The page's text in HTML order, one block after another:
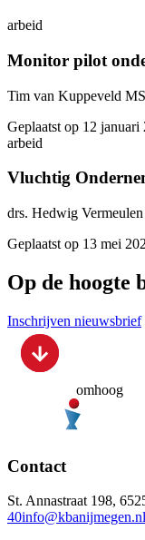
arbeid
Monitor pilot
Tim van Kuppeveld
Geplaatst op 12 januari
arbeid
Vluchtig
drs. Hedwig Vermeulen
Geplaatst op 13 mei
Op de hoogte
Inschrijven nieuwsbrief
omhoog
Contact
St. Annastraat 198,
40info@kbanijmegen.nl